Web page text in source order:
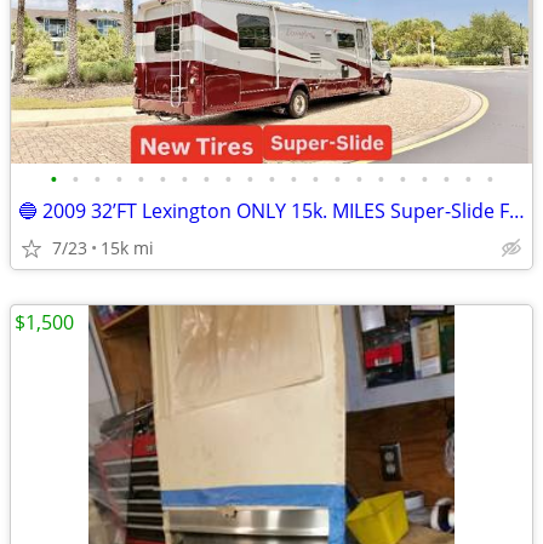
• • • • • • • • • • • • • • • • • • • • •
🔵 2009 32’FT Lexington ONLY 15k. MILES Super-Slide Full Paint
7/23 15k mi
$1,500